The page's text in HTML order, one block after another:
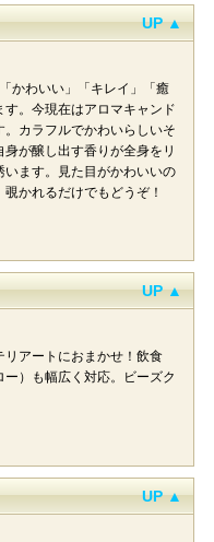
UP ▲
かわいい」「キレイ」「癒
。今現在はアロマキャンド
カラフルでかわいらしいそ
が醸し出す香りが全身をリ
ます。見た目がかわいいの
かれるだけでもどうぞ！
UP ▲
アートにおまかせ！飲食
）も幅広く対応。ビーズク
UP ▲